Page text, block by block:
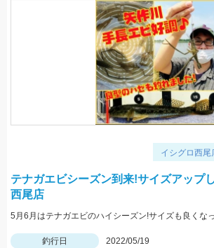
イシグロ西尾
テナガエビシーズン到来!サイズアップ
西尾店
釣行日
2022/05/19